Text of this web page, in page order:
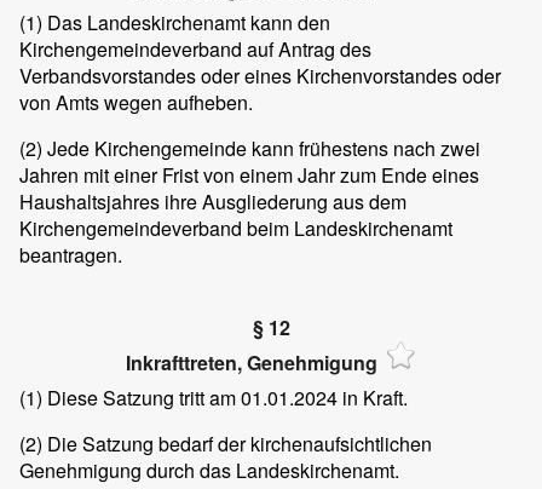
(1) Das Landeskirchenamt kann den
Kirchengemeindeverband auf Antrag des
Verbandsvorstandes oder eines Kirchenvorstandes oder
von Amts wegen aufheben.
(2) Jede Kirchengemeinde kann frühestens nach zwei
Jahren mit einer Frist von einem Jahr zum Ende eines
Haushaltsjahres ihre Ausgliederung aus dem
Kirchengemeindeverband beim Landeskirchenamt
beantragen.
§ 12
Inkrafttreten, Genehmigung
(1) Diese Satzung tritt am 01.01.2024 in Kraft.
(2) Die Satzung bedarf der kirchenaufsichtlichen
Genehmigung durch das Landeskirchenamt.